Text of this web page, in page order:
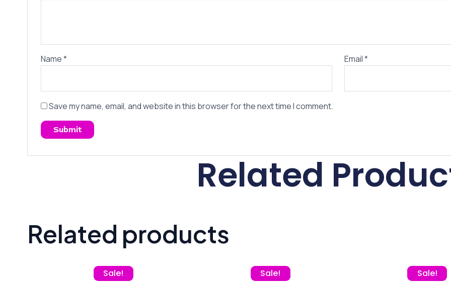
Name* Email*
Save my name, email, and website in this browser for the next time I comment.
Related
Related products
Sale!
Original price was: 260,00 EGP.
Current price is: 195,00 EGP. Sale!
Original price was: 260,00 EGP.
Current price is: 195,00 EGP. Sale!
Original price